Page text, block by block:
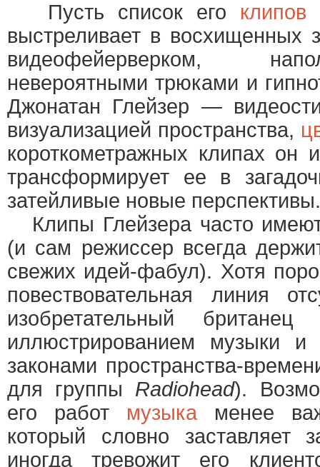
Пусть список его клипов
выстреливает в восхищенных
видеофейерверком,
невероятными трюками и
Джонатан Глейзер —
визуализацией пространства,
короткометражных клипах он
трансформирует ее в
затейливые новые перспективы.
Клипы Глейзера часто
(и сам режиссер всегда
свежих идей-фабул). Хотя
повествовательная линия
изобретательный британец
иллюстрированием музыки и
законами пространства-
для группы Radiohead).
его работ музыка менее
который словно
иногда тревожит его